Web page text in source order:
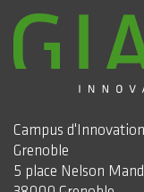
Campus
Grenoble
5 place Nelson